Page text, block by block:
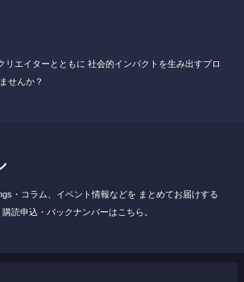
リエイターとともに 社会的インパクトを生み出すプロ
せんか？
・コラム、イベント情報などを まとめてお届けする
購読申込・バックナンバーはこちら。